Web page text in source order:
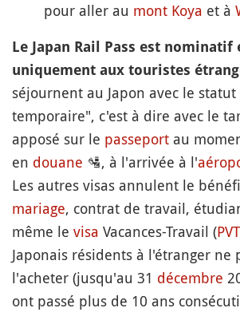
pour aller au mont Koya et à
Le Japan Rail Pass est nominatif
uniquement aux touristes
séjournent au Japon avec le
temporaire", c'est à dire avec le
apposé sur le passeport au
en douane 🛂, à l'arrivée à l'
Les autres visas annulent le
mariage, contrat de travail,
même le visa Vacances-Travail (PVT
Japonais résidents à l'étranger ne
l'acheter (jusqu'au 31 décembre
ont passé plus de 10 ans